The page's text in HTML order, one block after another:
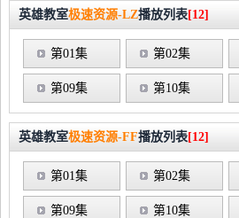
英雄教室极速资源-LZ播放列表[12]
第01集 第02集
第09集 第10集
英雄教室极速资源-FF播放列表[12]
第01集 第02集
第09集 第10集